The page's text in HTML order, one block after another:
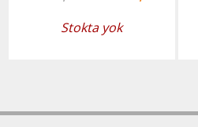
Stokta yok